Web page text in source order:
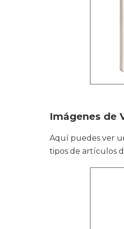
Imágenes de
Aquí puedes ver
tipos de artículos